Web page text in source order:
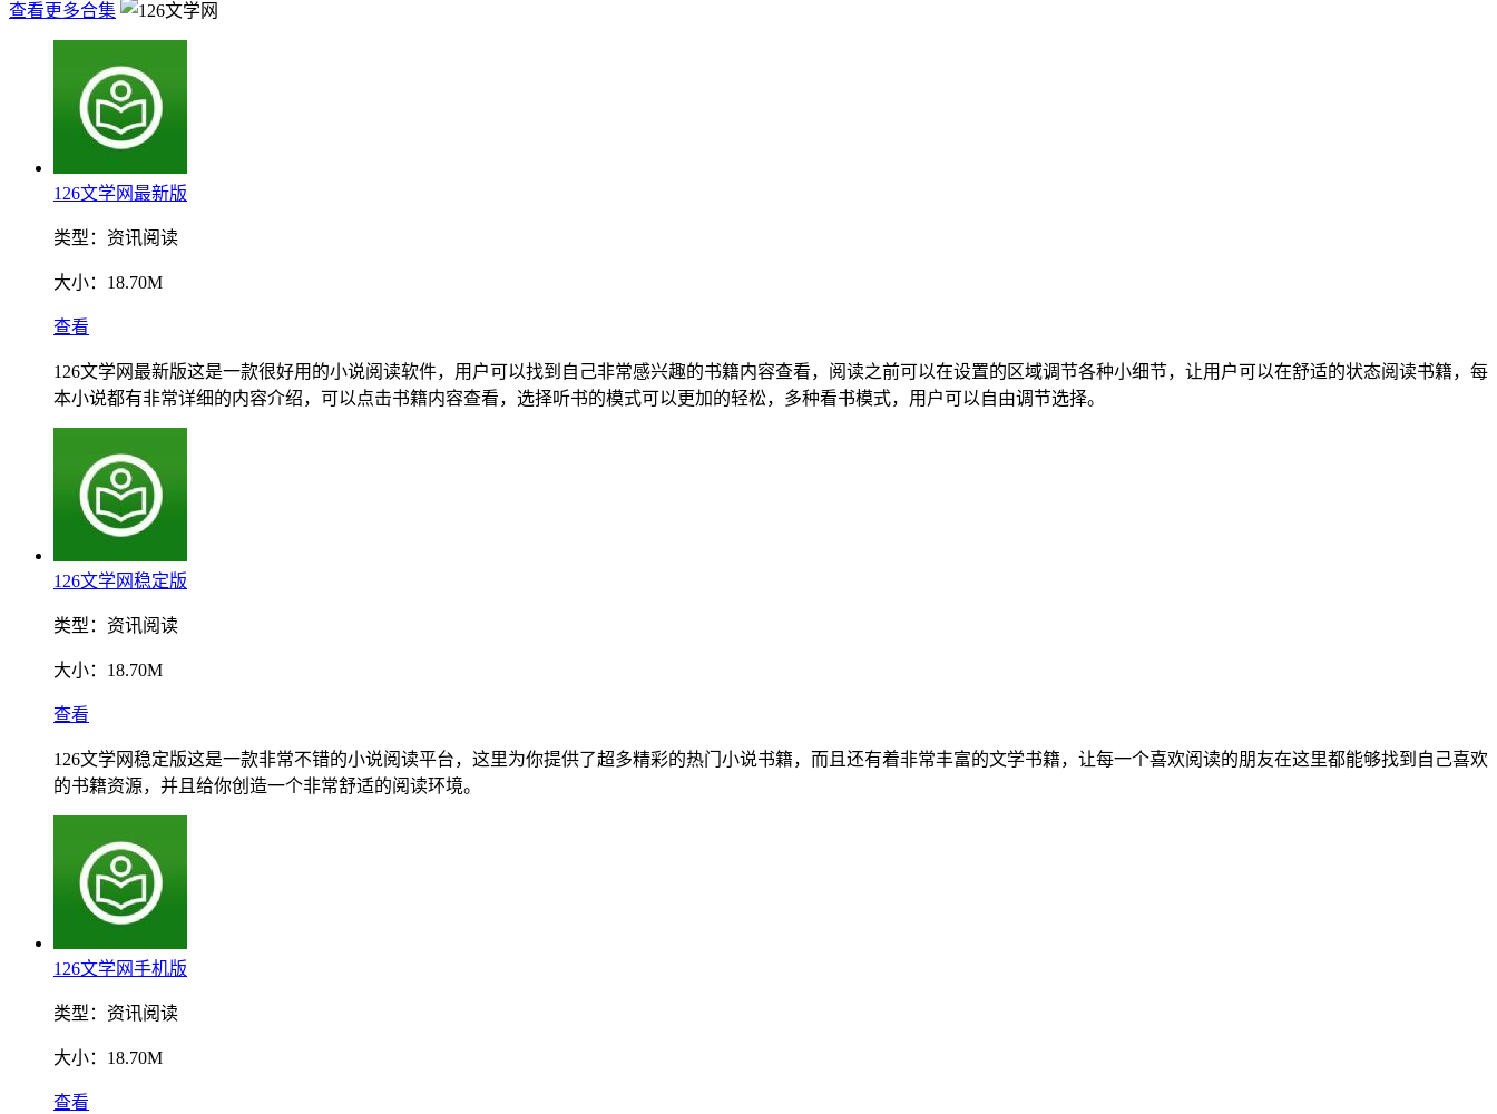
查看更多合集
126文学网最新版
类型： 资讯阅读
大小： 18.70M
查看
126文学网最新版这是一款很好用的小说阅读软件，用户可以找到自己非常感兴趣的书籍内容查看，阅读之前可以在设置的区域调节各种小细节，让用户可以在舒适的状态阅读书籍，每
本小说都有非常详细的内容介绍，可以点击书籍内容查看，选择听书的模式可以更加的轻松，多种看书模式，用户可以自由调节选择。
126文学网稳定版
类型： 资讯阅读
大小： 18.70M
查看
126文学网稳定版这是一款非常不错的小说阅读平台，这里为你提供了超多精彩的热门小说书籍，而且还有着非常丰富的文学书籍，让每一个喜欢阅读的朋友在这里都能够找到自己喜欢
的书籍资源，并且给你创造一个非常舒适的阅读环境。
126文学网手机版
类型： 资讯阅读
大小： 18.70M
查看